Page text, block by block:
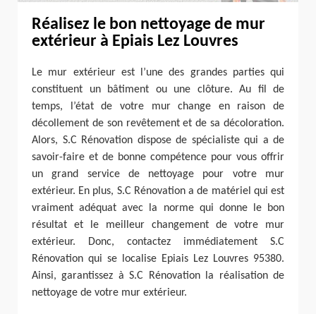
Réalisez le bon nettoyage de mur
extérieur à Epiais Lez Louvres
Le mur extérieur est l’une des grandes parties qui
constituent un bâtiment ou une clôture. Au fil de
temps, l’état de votre mur change en raison de
décollement de son revêtement et de sa décoloration.
Alors, S.C Rénovation dispose de spécialiste qui a de
savoir-faire et de bonne compétence pour vous offrir
un grand service de nettoyage pour votre mur
extérieur. En plus, S.C Rénovation a de matériel qui est
vraiment adéquat avec la norme qui donne le bon
résultat et le meilleur changement de votre mur
extérieur. Donc, contactez immédiatement S.C
Rénovation qui se localise Epiais Lez Louvres 95380.
Ainsi, garantissez à S.C Rénovation la réalisation de
nettoyage de votre mur extérieur.